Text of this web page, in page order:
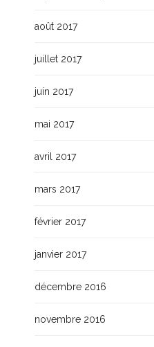
août 2017
juillet 2017
juin 2017
mai 2017
avril 2017
mars 2017
février 2017
janvier 2017
décembre 2016
novembre 2016